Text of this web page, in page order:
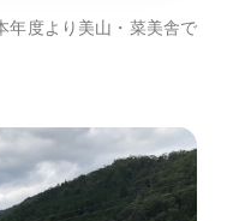
年度より美山・菜美舎で